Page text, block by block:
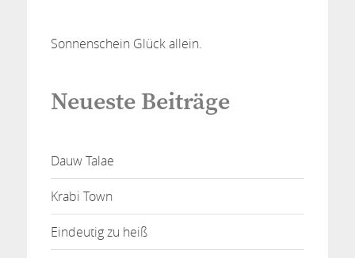
Sonnenschein Glück allein.
Neueste Beiträge
Dauw Talae
Krabi Town
Eindeutig zu heiß